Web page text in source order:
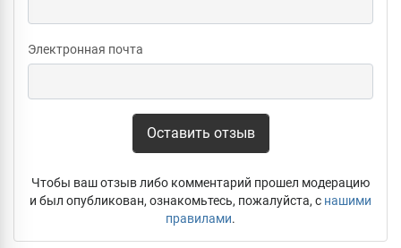
Электронная почта
Оставить отзыв
Чтобы ваш отзыв либо комментарий прошел модерацию
и был опубликован, ознакомьтесь, пожалуйста, с нашими
правилами.